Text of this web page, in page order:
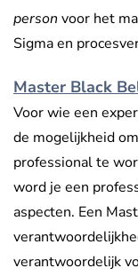
person voor het
Sigma en
Master Black
Voor wie een
de mogelijkheid
professional te
word je een
aspecten. Een
verantwoordelijk